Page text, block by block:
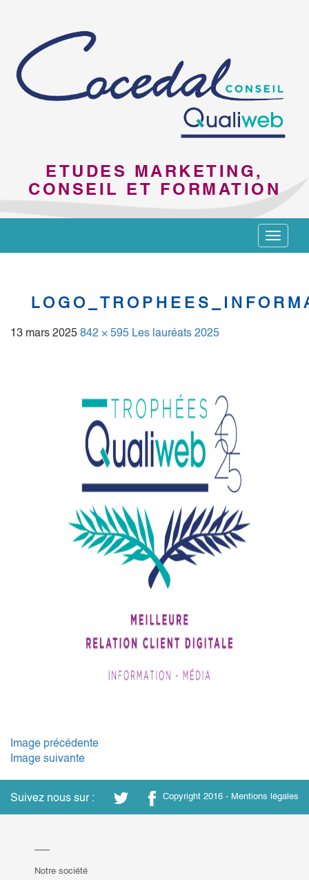
ETUDES MARKETING,
CONSEIL ET FORMATION
Toggle
13 mars 2025 842 × 595 Les lauréats 2025
Image précédente
Image suivante
Suivez nous sur : Copyright 2016 - Mentions légales
Notre société